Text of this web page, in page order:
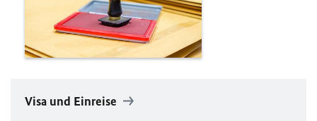
Visa und Einreise